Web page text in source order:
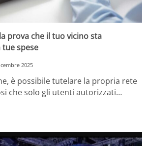
prova che il tuo vicino sta
spese
2025
è possibile tutelare la propria rete
che solo gli utenti autorizzati…